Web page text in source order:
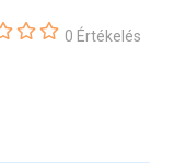
0 Értékelés